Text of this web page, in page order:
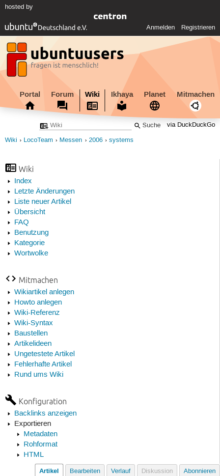
hosted by
Anmelden Registrieren
Portal Forum Wiki Ikhaya Planet Mitmachen
via DuckDuckGo
Wiki LocoTeam Messen 2006 systems
Wiki
Index
Letzte Änderungen
Liste neuer Artikel
Übersicht
FAQ
Benutzung
Kategorie
Wortwolke
Mitmachen
Wikiartikel anlegen
Howto anlegen
Wiki-Referenz
Wiki-Syntax
Baustellen
Artikelideen
Ungetestete Artikel
Fehlerhafte Artikel
Rund ums Wiki
Konfiguration
Backlinks anzeigen
Exportieren
Metadaten
Rohformat
HTML
Artikel Bearbeiten Verlauf Diskussion Abonnieren